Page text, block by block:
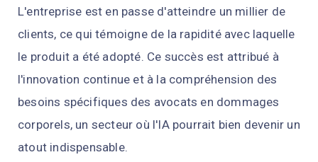
L'entreprise est en passe d'atteindre un millier de
clients, ce qui témoigne de la rapidité avec laquelle
le produit a été adopté. Ce succès est attribué à
l'innovation continue et à la compréhension des
besoins spécifiques des avocats en dommages
corporels, un secteur où l'IA pourrait bien devenir un
atout indispensable.